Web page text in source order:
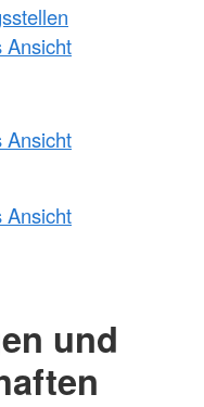
Ansicht
Ansicht
Ansicht
und